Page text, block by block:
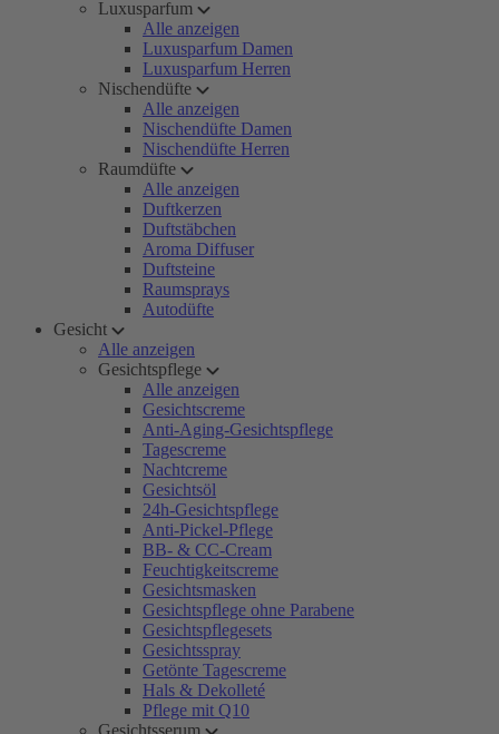
Luxusparfum
Alle anzeigen
Luxusparfum Damen
Luxusparfum Herren
Nischendüfte
Alle anzeigen
Nischendüfte Damen
Nischendüfte Herren
Raumdüfte
Alle anzeigen
Duftkerzen
Duftstäbchen
Aroma Diffuser
Duftsteine
Raumsprays
Autodüfte
Gesicht
Alle anzeigen
Gesichtspflege
Alle anzeigen
Gesichtscreme
Anti-Aging-Gesichtspflege
Tagescreme
Nachtcreme
Gesichtsöl
24h-Gesichtspflege
Anti-Pickel-Pflege
BB- & CC-Cream
Feuchtigkeitscreme
Gesichtsmasken
Gesichtspflege ohne Parabene
Gesichtspflegesets
Gesichtsspray
Getönte Tagescreme
Hals & Dekolleté
Pflege mit Q10
Gesichtsserum